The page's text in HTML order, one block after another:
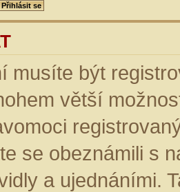
musíte být
větší
se obeznámili s
a ujednáními.